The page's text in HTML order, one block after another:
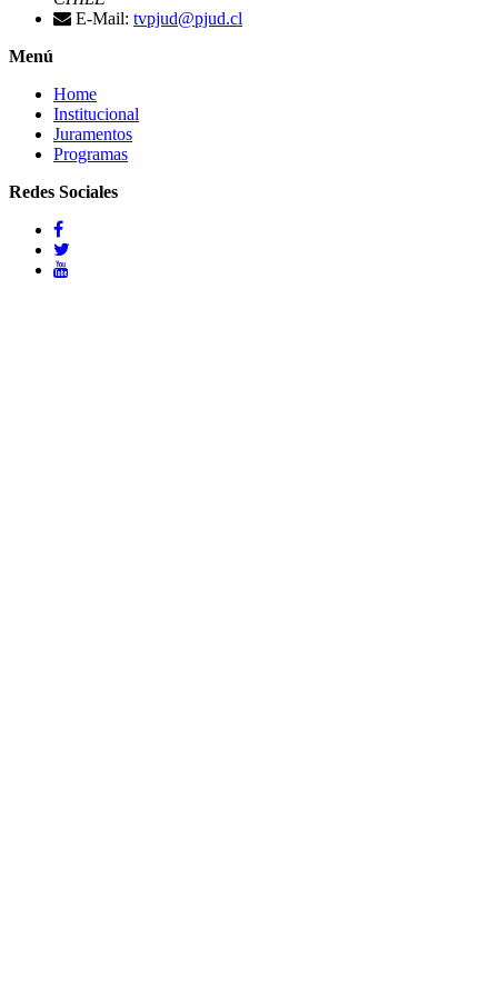
E-Mail: tvpjud@pjud.cl
Menú
Home
Institucional
Juramentos
Programas
Redes Sociales